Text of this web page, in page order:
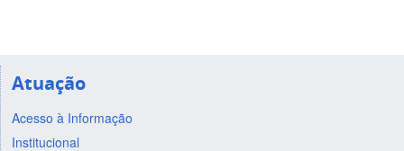
Atuação
Acesso à Informação
Institucional